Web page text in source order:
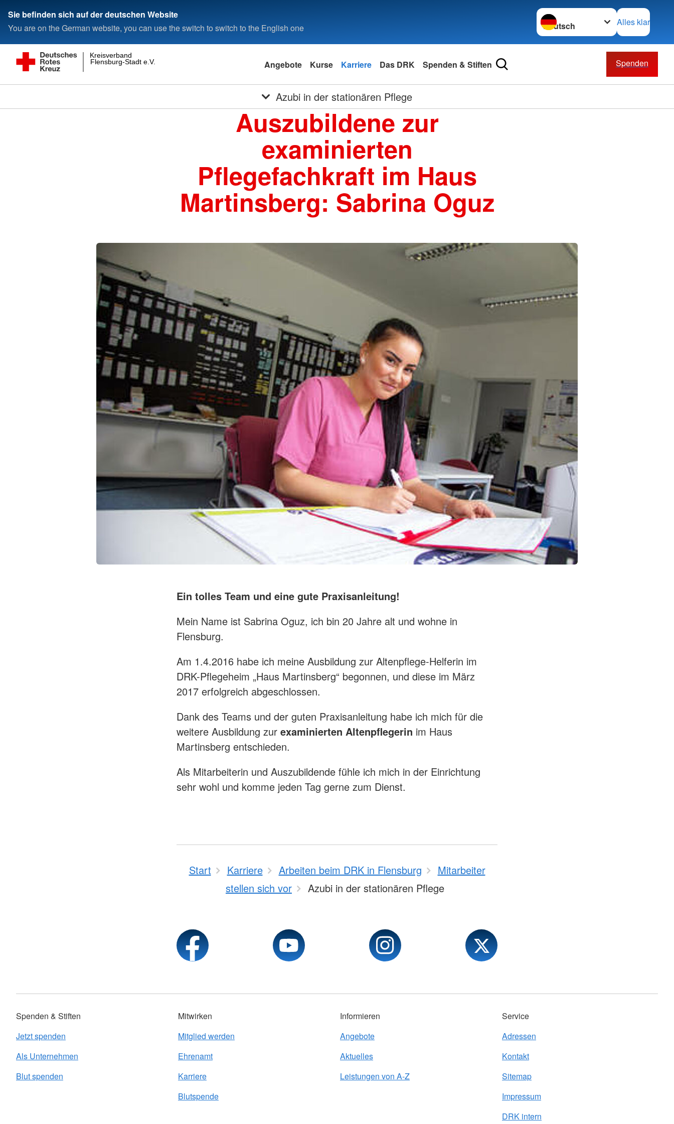
Sie befinden sich auf der deutschen Website
You are on the German website, you can use the switch to switch to the English one
Sprache wechseln zu
Alles klar
Flensburg-Stadt e.V.
Kreisverband
Angebote Kurse Karriere Das DRK Spenden & Stiften Spenden
Azubi in der stationären Pflege
Auszubildene zur
examinierten
Pflegefachkraft im Haus
Martinsberg: Sabrina Oguz
Ein tolles Team und eine gute Praxisanleitung!
Mein Name ist Sabrina Oguz, ich bin 20 Jahre alt und wohne in
Flensburg.
Am 1.4.2016 habe ich meine Ausbildung zur Altenpflege-Helferin im
DRK-Pflegeheim „Haus Martinsberg“ begonnen, und diese im März
2017 erfolgreich abgeschlossen.
Dank des Teams und der guten Praxisanleitung habe ich mich für die
weitere Ausbildung zur examinierten Altenpflegerin im Haus
Martinsberg entschieden.
Als Mitarbeiterin und Auszubildende fühle ich mich in der Einrichtung
sehr wohl und komme jeden Tag gerne zum Dienst.
Start Karriere Arbeiten beim DRK in Flensburg
Mitarbeiter
stellen sich vor
Azubi in der stationären Pflege
Spenden & Stiften
Jetzt spenden
Als Unternehmen
Blut spenden
Mitwirken
Mitglied werden
Ehrenamt
Karriere
Blutspende
Informieren
Angebote
Aktuelles
Leistungen von A-Z
Service
Adressen
Kontakt
Sitemap
Impressum
DRK intern